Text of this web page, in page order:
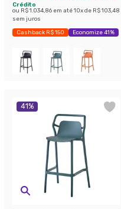
Crédito
ou R$ 1.034,86 em até10x de R$ 103,48
sem juros
Cashback R$ 150 Economize 41%
41%